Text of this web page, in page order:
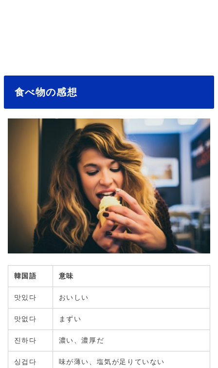
食べ物の感想
韓国語 意味
맛있다 おいしい
맛없다 まずい
진하다 濃い、濃厚だ
싱겁다 味が薄い、塩気が足りていない